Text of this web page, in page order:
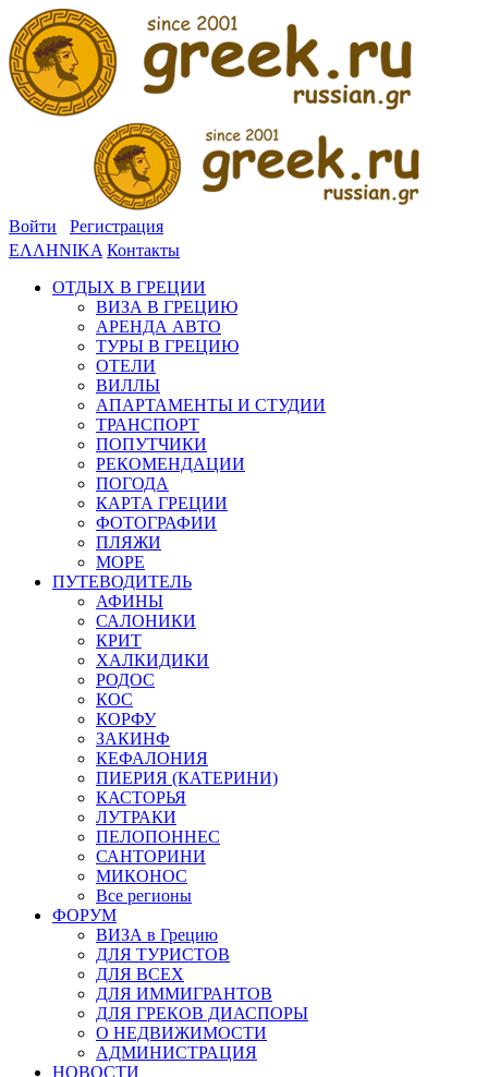
Войти
Регистрация
ΕΛΛΗΝΙΚΑ Контакты
ОТДЫХ В ГРЕЦИИ
ВИЗА В ГРЕЦИЮ
АРЕНДА АВТО
ТУРЫ В ГРЕЦИЮ
ОТЕЛИ
ВИЛЛЫ
АПАРТАМЕНТЫ И СТУДИИ
ТРАНСПОРТ
ПОПУТЧИКИ
РЕКОМЕНДАЦИИ
ПОГОДА
КАРТА ГРЕЦИИ
ФОТОГРАФИИ
ПЛЯЖИ
МОРЕ
ПУТЕВОДИТЕЛЬ
АФИНЫ
САЛОНИКИ
КРИТ
ХАЛКИДИКИ
РОДОС
КОС
КОРФУ
ЗАКИНФ
КЕФАЛОНИЯ
ПИЕРИЯ (КАТЕРИНИ)
КАСТОРЬЯ
ЛУТРАКИ
ПЕЛОПОННЕС
САНТОРИНИ
МИКОНОС
Все регионы
ФОРУМ
ВИЗА в Грецию
ДЛЯ ТУРИСТОВ
ДЛЯ ВСЕХ
ДЛЯ ИММИГРАНТОВ
ДЛЯ ГРЕКОВ ДИАСПОРЫ
О НЕДВИЖИМОСТИ
АДМИНИСТРАЦИЯ
НОВОСТИ